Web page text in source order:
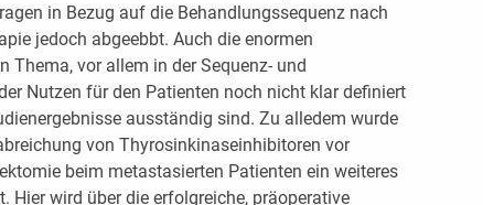
in Bezug auf die Behandlungssequenz nach
jedoch abgeebbt. Auch die enormen
Thema, vor allem in der Sequenz- und
Nutzen für den Patienten noch nicht klar definiert
ausständig sind. Zu alledem wurde
von Thyrosinkinaseinhibitoren vor
beim metastasierten Patienten ein weiteres
Hier wird über die erfolgreiche, präoperative